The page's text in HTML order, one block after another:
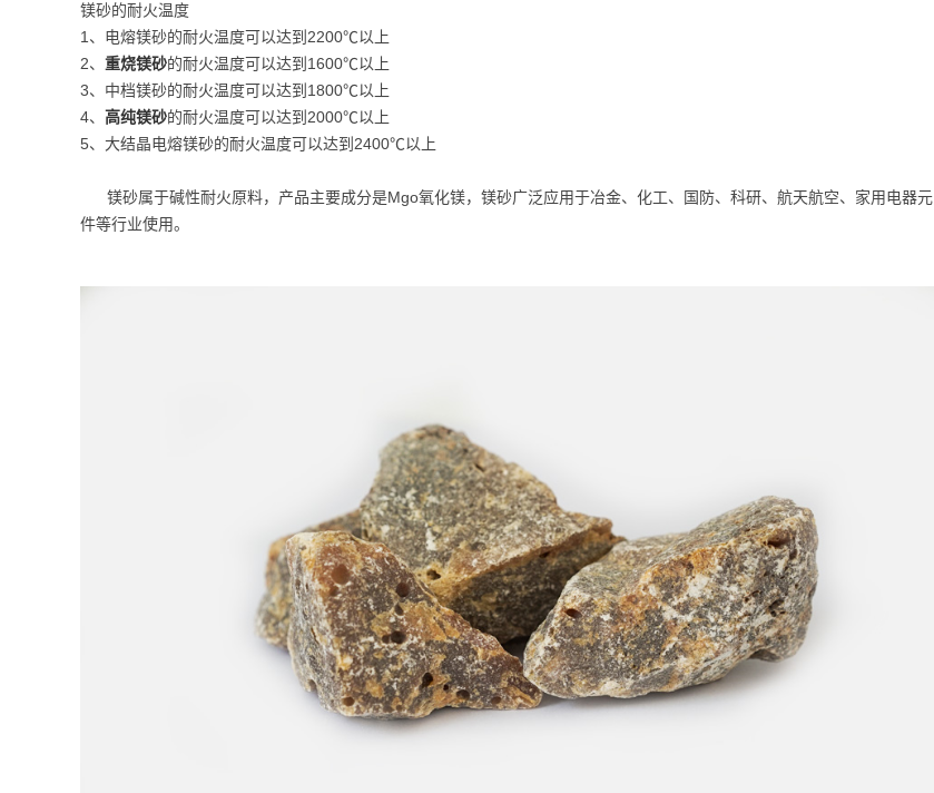
镁砂的耐火温度
1、电熔镁砂的耐火温度可以达到2200℃以上
2、 重烧镁砂的耐火温度可以达到1600℃以上
3、中档镁砂的耐火温度可以达到1800℃以上
4、 高纯镁砂的耐火温度可以达到2000℃以上
5、大结晶电熔镁砂的耐火温度可以达到2400℃以上
镁砂属于碱性耐火原料，产品主要成分是Mgo氧化镁，镁砂广泛应用于冶金、化工、国防、科研、航天航空、家用电器元
件等行业使用。